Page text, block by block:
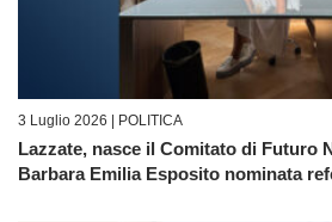
3 Luglio 2026 | POLITICA
Lazzate, nasce il Comitato di Futuro
Barbara Emilia Esposito nominata